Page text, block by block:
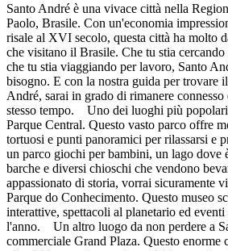
Santo André è una vivace città nella
Paolo, Brasile. Con un'economia
risale al XVI secolo, questa città ha molto
che visitano il Brasile. Che tu stia cercando
che tu stia viaggiando per lavoro, Santo
bisogno. E con la nostra guida per trovare
André, sarai in grado di rimanere
stesso tempo. Uno dei luoghi più
Parque Central. Questo vasto parco offre
tortuosi e punti panoramici per rilassarsi e
un parco giochi per bambini, un lago dove
barche e diversi chioschi che vendono
appassionato di storia, vorrai sicuramente
Parque do Conhecimento. Questo museo
interattive, spettacoli al planetario ed
l'anno. Un altro luogo da non perdere a
commerciale Grand Plaza. Questo enorme